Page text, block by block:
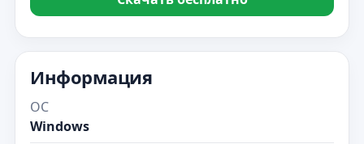
Информация
ОС
Windows